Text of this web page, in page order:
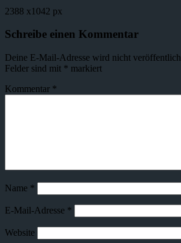
2388 x1042 px
Schreibe einen Kommentar
Deine E-Mail-Adresse wird nicht
Felder sind mit * markiert
Kommentar *
Name *
E-Mail-Adresse *
Website